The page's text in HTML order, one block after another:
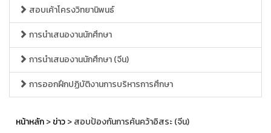
สอบเค้าโครงวิทยานิพนธ์
การนำเสนองานนักศึกษา
การนำเสนองานนักศึกษา (จีน)
การออกฝึกปฏิบัติงานการบริหารการศึกษา
หน้าหลัก>ข่าว> สอบป้องกันการค้นคว้าอิสระ (จีน)